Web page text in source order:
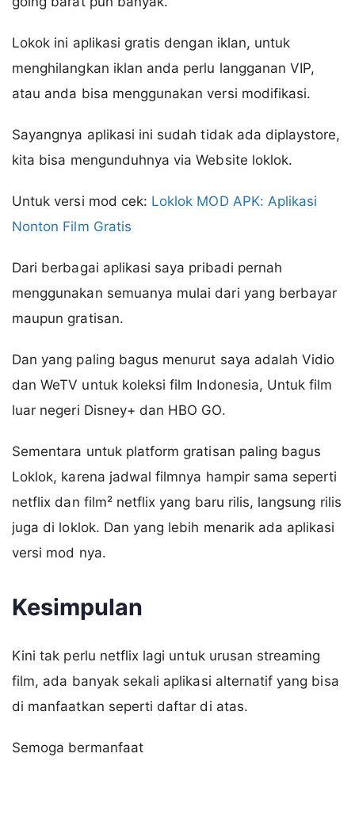
Lokok ini aplikasi gratis dengan iklan, untuk
menghilangkan iklan anda perlu langganan VIP,
atau anda bisa menggunakan versi modifikasi.
Sayangnya aplikasi ini sudah tidak ada diplaystore,
kita bisa mengunduhnya via Website loklok.
Untuk versi mod cek: Loklok MOD APK: Aplikasi
Nonton Film Gratis
Dari berbagai aplikasi saya pribadi pernah
menggunakan semuanya mulai dari yang berbayar
maupun gratisan.
Dan yang paling bagus menurut saya adalah Vidio
dan WeTV untuk koleksi film Indonesia, Untuk film
luar negeri Disney+ dan HBO GO.
Sementara untuk platform gratisan paling bagus
Loklok, karena jadwal filmnya hampir sama seperti
netflix dan film² netflix yang baru rilis, langsung rilis
juga di loklok. Dan yang lebih menarik ada aplikasi
versi mod nya.
Kesimpulan
Kini tak perlu netflix lagi untuk urusan streaming
film, ada banyak sekali aplikasi alternatif yang bisa
di manfaatkan seperti daftar di atas.
Semoga bermanfaat